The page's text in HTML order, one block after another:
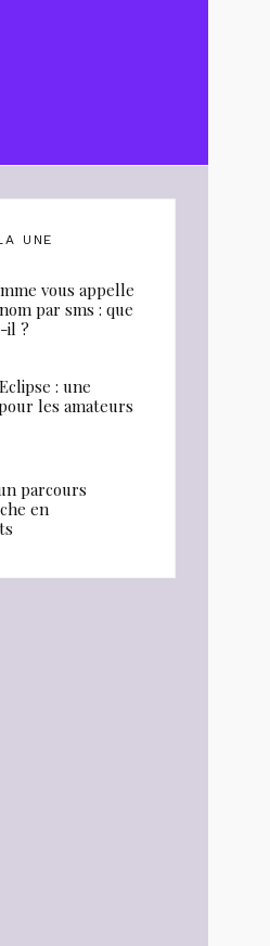
UNE
vous appelle
par sms : que
il ?
: une
les amateurs
parcours
en